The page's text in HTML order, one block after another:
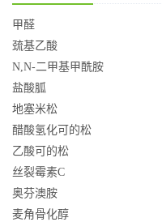
甲醛
巯基乙酸
N,N-二甲基甲酰胺
盐酸胍
地塞米松
醋酸氢化可的松
乙酸可的松
丝裂霉素C
奥芬澳胺
麦角骨化醇